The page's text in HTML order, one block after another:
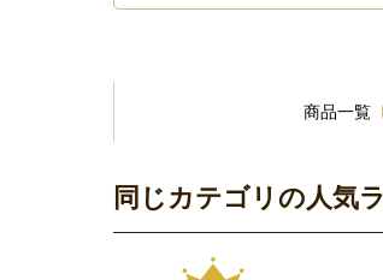
商品一覧
同じカテゴリの人気